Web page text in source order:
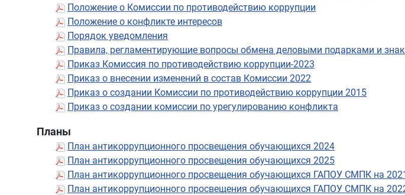
Положение о Комиссии по противодействию коррупции
Положение о конфликте интересов
Порядок уведомления
Правила, регламентирующие вопросы обмена деловыми подарками и
Приказ Комиссия по противодействию коррупции-2023
Приказ о внесении изменений в состав Комиссии 2022
Приказ о создании Комиссии по противодействию коррупции 2015
Приказ о создании комиссии по урегулированию конфликта
Планы
План антикоррупционного просвещения обучающихся 2024
План антикоррупционного просвещения обучающихся 2025
План антикоррупционного просвещения обучающихся ГАПОУ СМПК на
План антикоррупционного просвещения обучающихся ГАПОУ СМПК на